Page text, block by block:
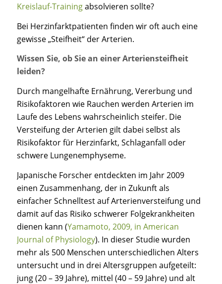
Kreislauf-Trainingabsolvieren sollte?
Bei Herzinfarktpatienten finden wir oft auch eine
gewisse „Steifheit“ der Arterien.
Wissen Sie, ob Sie an einer Arteriensteifheit
leiden?
Durch mangelhafte Ernährung, Vererbung und
Risikofaktoren wie Rauchen werden Arterien im
Laufe des Lebens wahrscheinlich steifer. Die
Versteifung der Arterien gilt dabei selbst als
Risikofaktor für Herzinfarkt, Schlaganfall oder
schwere Lungenemphyseme.
Japanische Forscher entdeckten im Jahr 2009
einen Zusammenhang, der in Zukunft als
einfacher Schnelltest auf Arterienversteifung und
damit auf das Risiko schwerer Folgekrankheiten
dienen kann (Yamamoto, 2009, in American
Journal of Physiology). In dieser Studie wurden
mehr als 500 Menschen unterschiedlichen Alters
untersucht und in drei Altersgruppen aufgeteilt:
jung (20 – 39 Jahre), mittel (40 – 59 Jahre) und alt